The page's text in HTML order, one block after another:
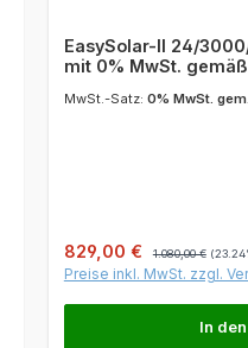
EasySolar-II 24/
mit 0% MwSt. gemäß
MwSt.-Satz: 0% MwSt.
Verkaufspreis:
829,00 € 1.080,00 €
Preise inkl. MwSt. zzgl.
In